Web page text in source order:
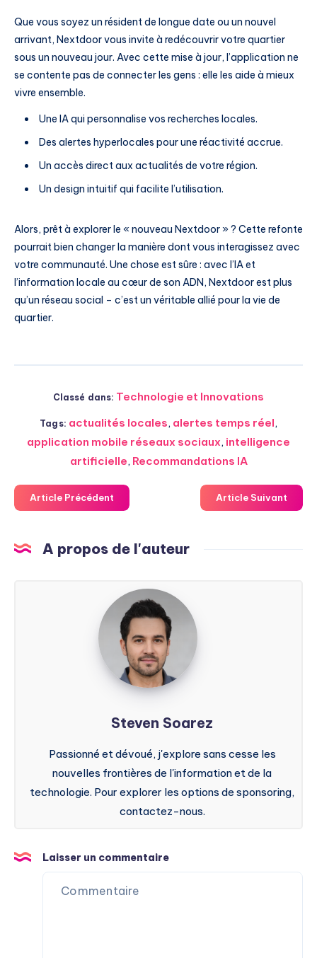
Que vous soyez un résident de longue date ou un nouvel
arrivant, Nextdoor vous invite à redécouvrir votre quartier
sous un nouveau jour. Avec cette mise à jour, l’application ne
se contente pas de connecter les gens : elle les aide à mieux
vivre ensemble.
Une IA qui personnalise vos recherches locales.
Des alertes hyperlocales pour une réactivité accrue.
Un accès direct aux actualités de votre région.
Un design intuitif qui facilite l’utilisation.
Alors, prêt à explorer le « nouveau Nextdoor » ? Cette refonte
pourrait bien changer la manière dont vous interagissez avec
votre communauté. Une chose est sûre : avec l’IA et
l’information locale au cœur de son ADN, Nextdoor est plus
qu’un réseau social – c’est un véritable allié pour la vie de
quartier.
Classé dans: Technologie et Innovations
Tags: actualités locales, alertes temps réel,
application mobile réseaux sociaux, intelligence
artificielle, Recommandations IA
Article Précédent Article Suivant
A propos de l'auteur
Steven
Soarez
Steven Soarez
Passionné et dévoué, j'explore sans cesse les
nouvelles frontières de l'information et de la
technologie. Pour explorer les options de sponsoring,
contactez-nous.
Laisser un commentaire